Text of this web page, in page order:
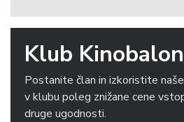
Klub Kinobalon
Postanite član in izkoristite
v klubu poleg znižane cene
druge ugodnosti.